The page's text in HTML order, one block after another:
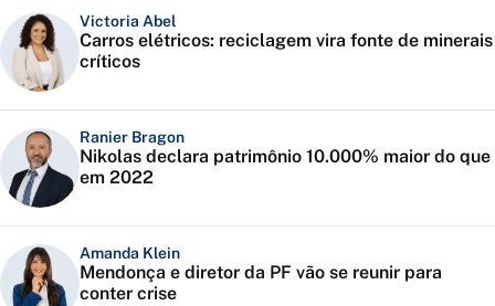
Victoria Abel
Carros elétricos: reciclagem vira fonte de minerais
críticos
Ranier Bragon
Nikolas declara patrimônio 10.000% maior do que
em 2022
Amanda Klein
Mendonça e diretor da PF vão se reunir para
conter crise